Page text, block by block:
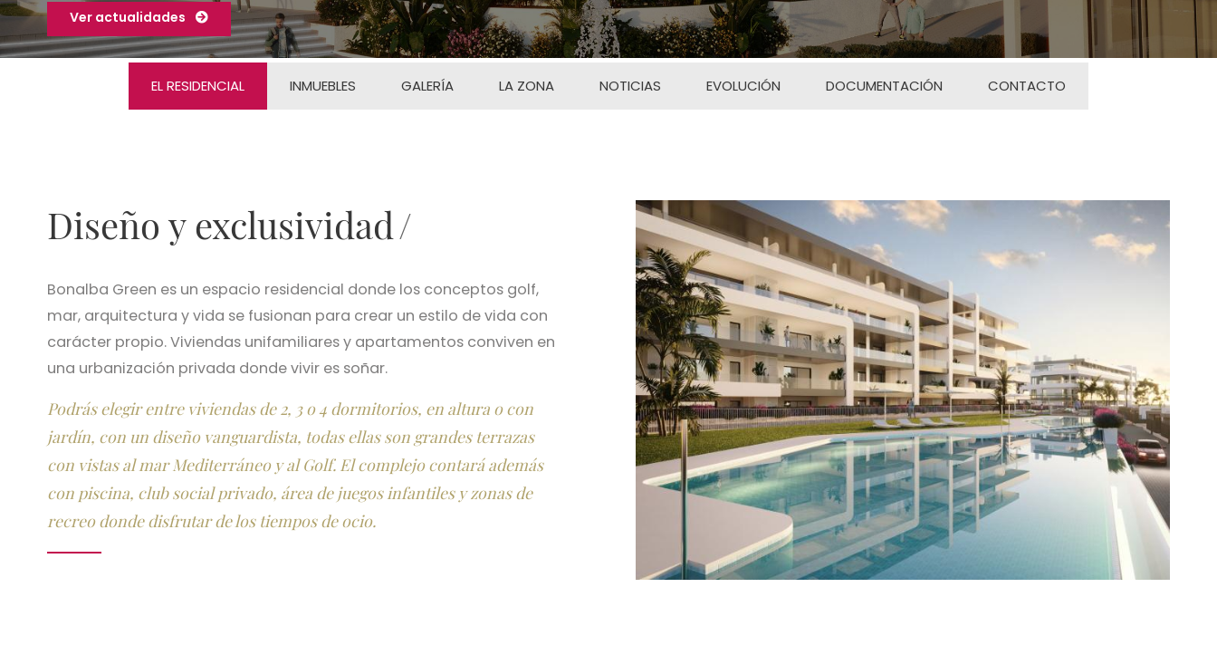
Ver actualidades
EL RESIDENCIAL INMUEBLES GALERÍA LA ZONA NOTICIAS EVOLUCIÓN DOCUMENTACIÓN CONTACTO
Diseño y exclusividad
Bonalba Green es un espacio residencial donde los conceptos golf,
mar, arquitectura y vida se fusionan para crear un estilo de vida con
carácter propio. Viviendas unifamiliares y apartamentos conviven en
una urbanización privada donde vivir es soñar.
Podrás elegir entre viviendas de 2, 3 o 4 dormitorios, en altura o con
jardín, con un diseño vanguardista, todas ellas son grandes terrazas
con vistas al mar Mediterráneo y al Golf. El complejo contará además
con piscina, club social privado, área de juegos infantiles y zonas de
recreo donde disfrutar de los tiempos de ocio.
Imagen